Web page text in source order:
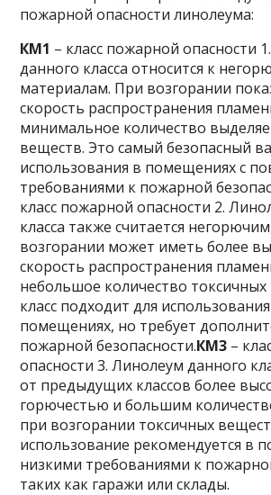
пожарной опасности линолеума:
КМ1 – класс пожарной опасности
данного класса относится к
материалам. При возгорании
скорость распространения
минимальное количество
веществ. Это самый безопасный
использования в помещениях с
требованиями к пожарной
класс пожарной опасности 2.
класса также считается
возгорании может иметь более
скорость распространения
небольшое количество
класс подходит для
помещениях, но требует
пожарной безопасности.КМ3 –
опасности 3. Линолеум данного
от предыдущих классов более
горючестью и большим
при возгорании токсичных
использование рекомендуется в
низкими требованиями к
таких как гаражи или склады.